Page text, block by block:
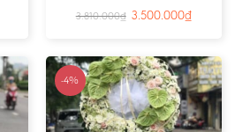
3.810.000₫ 3.500.000₫
-4%